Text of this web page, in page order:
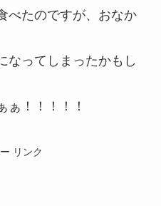
べたのですが、おなか
ってしまったかもし
ぁ！！！！！
リンク